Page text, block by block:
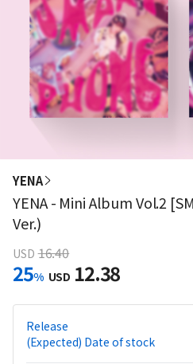
YENA
YENA - Mini Album Vol.2
Ver.)
USD 16.40
25% USD 12.38
Release
(Expected) Date of stock